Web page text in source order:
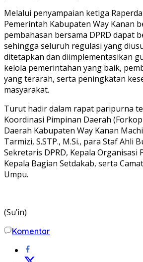
Melalui penyampaian ketiga
Pemerintah Kabupaten Way Kanan
pembahasan bersama DPRD dapat
sehingga seluruh regulasi yang
ditetapkan dan diimplementasikan
kelola pemerintahan yang baik,
yang terarah, serta peningkatan
masyarakat.
Turut hadir dalam rapat paripurna
Koordinasi Pimpinan Daerah
Daerah Kabupaten Way Kanan
Tarmizi, S.STP., M.Si., para Staf Ahli
Sekretaris DPRD, Kepala Organisasi
Kepala Bagian Setdakab, serta
Umpu.
(Su’in)
Komentar